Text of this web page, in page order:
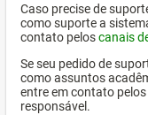
Caso precise de
como suporte a
contato peloscanais
Se seu pedido de
como assuntos
entre em contato
responsável.